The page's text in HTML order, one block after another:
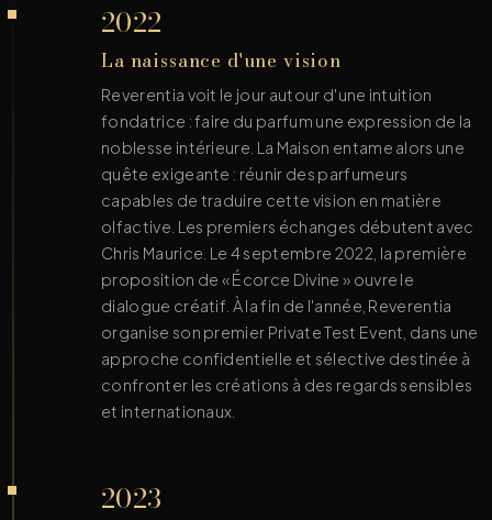
2022
La naissance d'une vision
Reverentia voit le jour autour d'une intuition
fondatrice : faire du parfum une expression de la
noblesse intérieure. La Maison entame alors une
quête exigeante : réunir des parfumeurs
capables de traduire cette vision en matière
olfactive. Les premiers échanges débutent avec
Chris Maurice. Le 4 septembre 2022, la première
proposition de « Écorce Divine » ouvre le
dialogue créatif. À la fin de l'année, Reverentia
organise son premier Private Test Event, dans une
approche confidentielle et sélective destinée à
confronter les créations à des regards sensibles
et internationaux.
2023